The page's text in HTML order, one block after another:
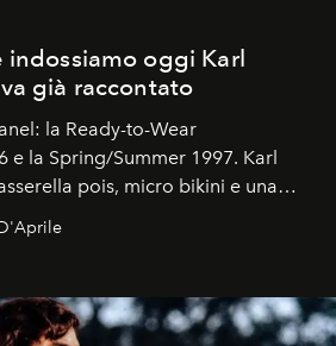
indossiamo oggi Karl
già raccontato
la Ready-to-Wear
e la Spring/Summer 1997. Karl
pois, micro bikini e una
la spiaggia
una dietro l'altra. Trent'anni dopo,
contemporanei che abbiamo.